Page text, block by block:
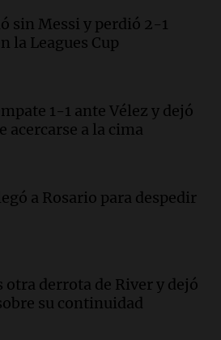
y el sueño argentino de
una entrevista con Rony
de Agostina Vega, tras
todos
derribó el mito
todos
sin Messi y perdió 2-1
la Leagues Cup
1-1 ante Vélez y dejó
acercarse a la cima
a Rosario para despedir
otra derrota de River y dejó
su continuidad